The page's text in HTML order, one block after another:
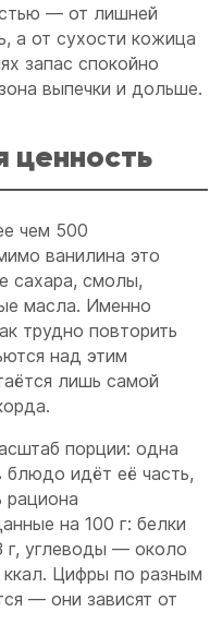
— от лишней
а от сухости кожица
запас спокойно
выпечки и дольше.
ценность
чем 500
ванилина это
сахара, смолы,
масла. Именно
трудно повторить
над этим
лишь самой
порции: одна
блюдо идёт её часть,
рациона
на 100 г: белки
углеводы — около
ккал. Цифры по разным
— они зависят от